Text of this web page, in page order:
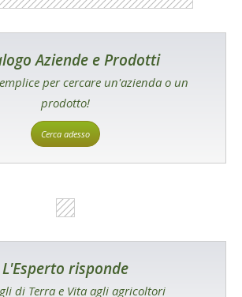
Aziende e Prodotti
per cercare un'azienda o un
prodotto!
Cerca adesso
L'Esperto risponde
di Terra e Vita agli agricoltori